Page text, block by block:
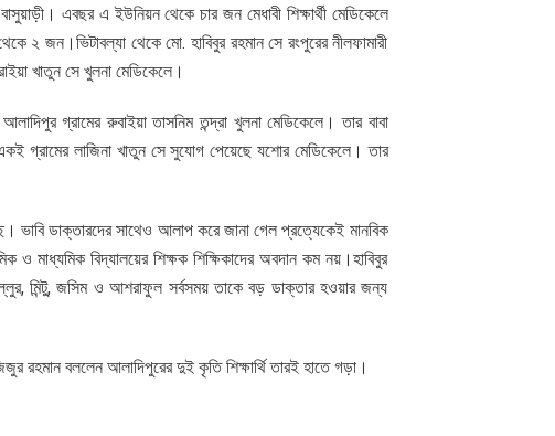
এবছর এ ইউনিয়ন থেকে চার জন মেধাবী শিক্ষার্থী মেডিকেলে
২ জন।ভিটাবল্যা থেকে মো. হাবিবুর রহমান সে রংপুরের নীলফামারী
খাতুন সে খুলনা মেডিকেলে।
গ্রামের রুবাইয়া তাসনিম তন্দ্রা খুলনা মেডিকেলে। তার বাবা
একই গ্রামের লাজিনা খাতুন সে সুযোগ পেয়েছে যশোর মেডিকেলে। তার
ভাবি ডাক্তারদের সাথেও আলাপ করে জানা গেল প্রত্যেকেই মানবিক
ও মাধ্যমিক বিদ্যালয়ের শিক্ষক শিক্ষিকাদের অবদান কম নয়।হাবিবুর
মিন্টু, জসিম ও আশরাফুল সর্বসময় তাকে বড় ডাক্তার হওয়ার জন্য
রহমান বললেন আলাদিপুরের দুই কৃতি শিক্ষার্থি তারই হাতে গড়া।